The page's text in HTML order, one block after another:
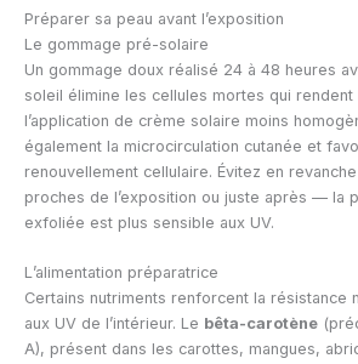
Préparer sa peau avant l’exposition
Le gommage pré-solaire
Un gommage doux réalisé 24 à 48 heures
soleil élimine les cellules mortes qui
l’application de crème solaire moins
également la microcirculation cutanée et
renouvellement cellulaire. Évitez en
proches de l’exposition ou juste après — la
exfoliée est plus sensible aux UV.
L’alimentation préparatrice
Certains nutriments renforcent la résistance
aux UV de l’intérieur. Le bêta-carotène
A), présent dans les carottes, mangues,